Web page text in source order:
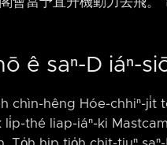
ê saⁿ-D iáⁿ-
chìn-hêng Hóe-chhiⁿ-ji̍t
thé liap-iáⁿ-ki